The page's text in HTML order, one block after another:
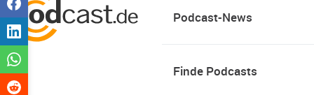
Podcast-News
Finde Podcasts